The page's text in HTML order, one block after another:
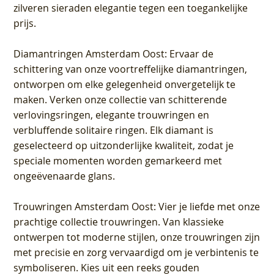
zilveren sieraden elegantie tegen een toegankelijke
prijs.
Diamantringen Amsterdam Oost: Ervaar de
schittering van onze voortreffelijke diamantringen,
ontworpen om elke gelegenheid onvergetelijk te
maken. Verken onze collectie van schitterende
verlovingsringen, elegante trouwringen en
verbluffende solitaire ringen. Elk diamant is
geselecteerd op uitzonderlijke kwaliteit, zodat je
speciale momenten worden gemarkeerd met
ongeëvenaarde glans.
Trouwringen Amsterdam Oost: Vier je liefde met onze
prachtige collectie trouwringen. Van klassieke
ontwerpen tot moderne stijlen, onze trouwringen zijn
met precisie en zorg vervaardigd om je verbintenis te
symboliseren. Kies uit een reeks gouden